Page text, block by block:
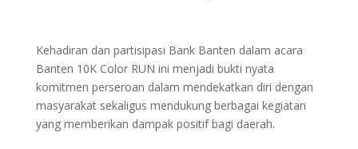
Kehadiran dan partisipasi Bank Banten dalam acara
Banten 10K Color RUN ini menjadi bukti nyata
komitmen perseroan dalam mendekatkan diri dengan
masyarakat sekaligus mendukung berbagai kegiatan
yang memberikan dampak positif bagi daerah.